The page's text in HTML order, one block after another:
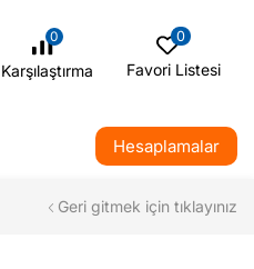
0
Karşılaştırma
0
Favori Listesi
Hesaplamalar
Geri gitmek için tıklayınız